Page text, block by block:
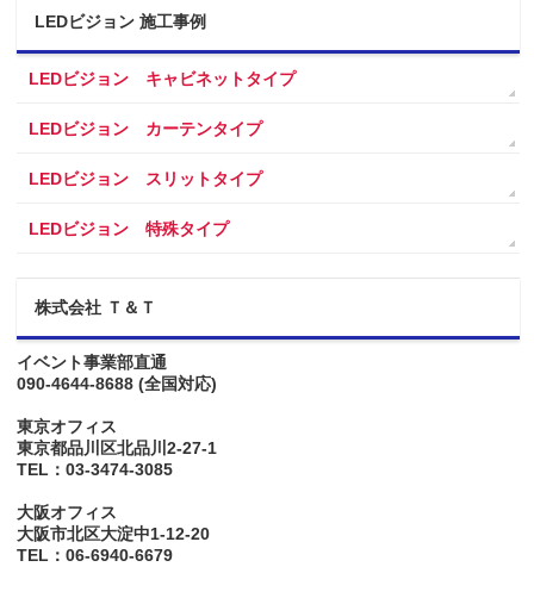
LEDビジョン 施工事例
LEDビジョン キャビネットタイプ
LEDビジョン カーテンタイプ
LEDビジョン スリットタイプ
LEDビジョン 特殊タイプ
株式会社 Ｔ＆Ｔ
イベント事業部直通
090-4644-8688 (全国対応)
東京オフィス
東京都品川区北品川2-27-1
TEL：03-3474-3085
大阪オフィス
大阪市北区大淀中1-12-20
TEL：06-6940-6679